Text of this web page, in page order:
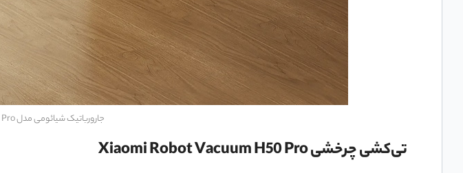
جارورباتیک شیائومی مدل Xiaomi Robot Vacuum H50 Pro
تی‌کشی چرخشی Xiaomi Robot Vacuum H50 Pro